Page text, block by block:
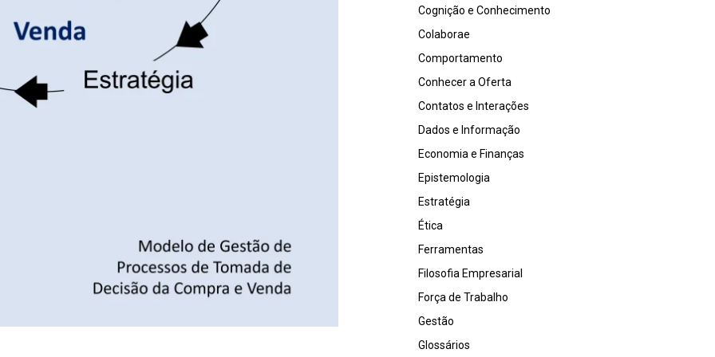
Cognição e Conhecimento
Colaborae
Comportamento
Conhecer a Oferta
Contatos e Interações
Dados e Informação
Economia e Finanças
Epistemologia
Estratégia
Ética
Ferramentas
Filosofia Empresarial
Força de Trabalho
Gestão
Glossários